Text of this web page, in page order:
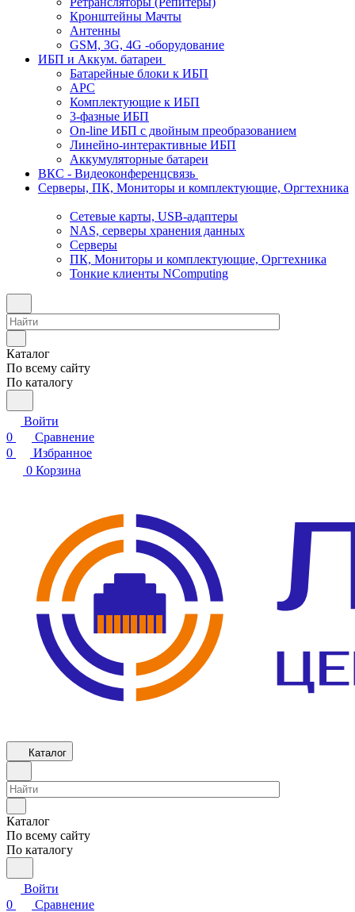
Кронштейны Мачты
Антенны
GSM, 3G, 4G -оборудование
ИБП и Аккум. батареи
Батарейные блоки к ИБП
APC
Комплектующие к ИБП
3-фазные ИБП
On-line ИБП с двойным преобразованием
Линейно-интерактивные ИБП
Аккумуляторные батареи
ВКС - Видеоконференцсвязь
Серверы, ПК, Мониторы и комплектующие, Оргтехника
Сетевые карты, USB-адаптеры
NAS, серверы хранения данных
Серверы
ПК, Мониторы и комплектующие, Оргтехника
Тонкие клиенты NComputing
Каталог
По всему сайту
По каталогу
Войти
0
Сравнение
0
Избранное
0 Корзина
Каталог
Каталог
По всему сайту
По каталогу
Войти
0
Сравнение